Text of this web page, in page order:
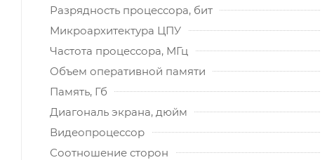
Разрядность процессора, бит
Микроархитектура ЦПУ
Частота процессора, МГц
Объем оперативной памяти
Память, Гб
Диагональ экрана, дюйм
Видеопроцессор
Соотношение сторон